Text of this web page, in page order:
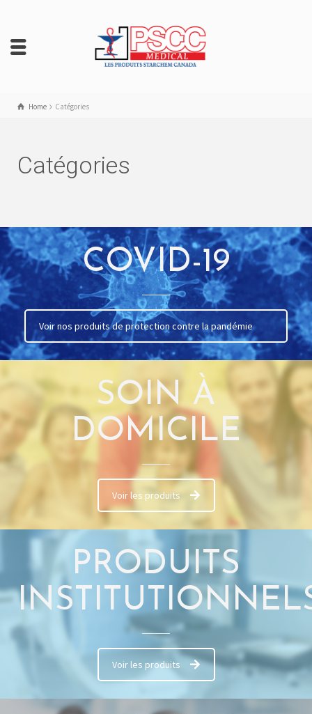
Home Catégories
Catégories
COVID-19
Voir nos produits de protection contre la pandémie
SOIN À
DOMICILE
Voir les produits
PRODUITS
Voir les produits